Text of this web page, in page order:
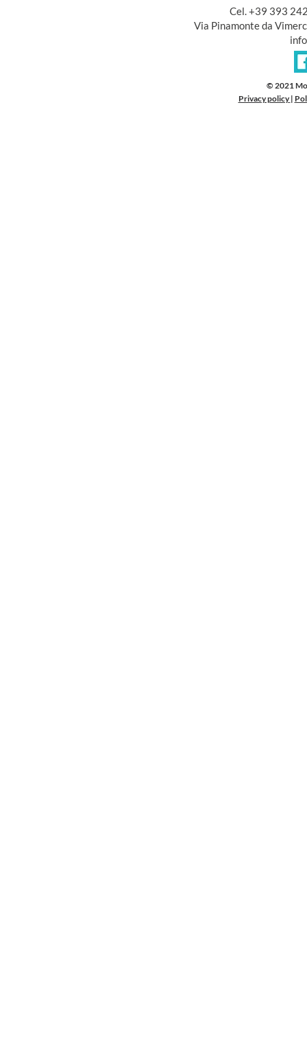
Cel. +39 393
Via Pinamonte da
© 2021
Privacy policy |